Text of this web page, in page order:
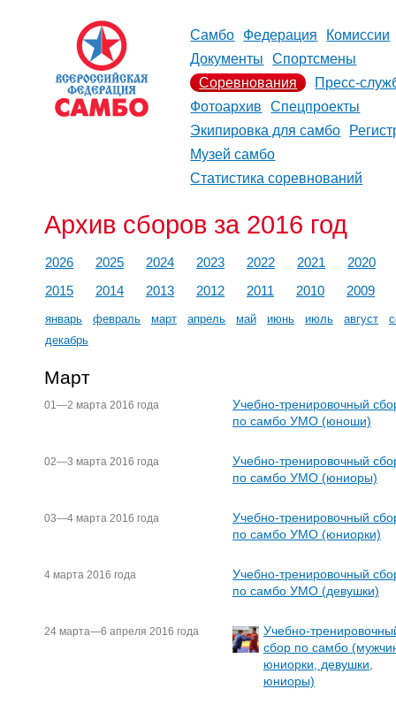
Самбо Федерация
Комиссии
Документы
Спортсмены
Соревнования
Пресс-
Фотоархив
Спецпроекты
Экипировка для самбо
Музей самбо
Статистика соревнований
Архив сборов за 2016 год
2026 2025 2024 2023 2022 2021
2020
2015
2014 2013 2012 2011 2010 2009
январь февраль март апрель май июнь июль август
декабрь
Март
01—2 марта 2016 года
Учебно-тренировочный
по самбо УМО (юноши)
02—3 марта 2016 года
Учебно-тренировочный
по самбо УМО (юниоры)
03—4 марта 2016 года
Учебно-тренировочный
по самбо УМО (юниорки)
4 марта 2016 года
Учебно-тренировочный
по самбо УМО (девушки)
24 марта—6 апреля 2016 года
Учебно-
сбор по самбо
юниорки, девушки,
юниоры)